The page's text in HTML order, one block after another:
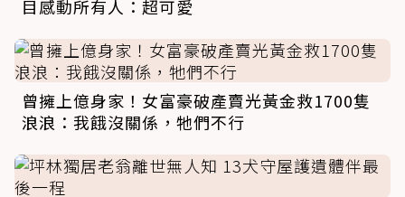
目感動所有人：超可愛
曾擁上億身家！女富豪破產賣光黃金救1700隻
浪浪：我餓沒關係，牠們不行